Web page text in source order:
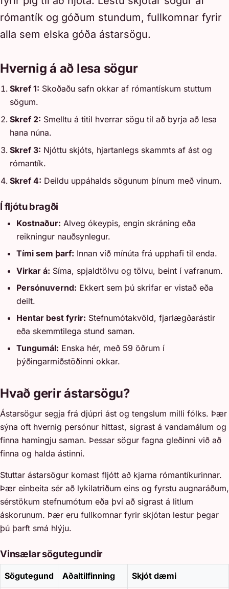
rómantík og góðum stundum, fullkomnar fyrir
alla sem elska góða ástarsögu.
Hvernig á að lesa sögur
Skref 1: Skoðaðu safn okkar af rómantískum stuttum
sögum.
Skref 2: Smelltu á titil hverrar sögu til að byrja að lesa
hana núna.
Skref 3: Njóttu skjóts, hjartanlegs skammts af ást og
rómantík.
Skref 4: Deildu uppáhalds sögunum þínum með vinum.
Í fljótu bragði
Kostnaður: Alveg ókeypis, engin skráning eða
reikningur nauðsynlegur.
Tími sem þarf: Innan við mínúta frá upphafi til enda.
Virkar á: Síma, spjaldtölvu og tölvu, beint í vafranum.
Persónuvernd: Ekkert sem þú skrifar er vistað eða
deilt.
Hentar best fyrir: Stefnumótakvöld, fjarlægðarástir
eða skemmtilega stund saman.
Tungumál: Enska hér, með 59 öðrum í
þýðingarmiðstöðinni okkar.
Hvað gerir ástarsögu?
Ástarsögur segja frá djúpri ást og tengslum milli fólks. Þær
sýna oft hvernig persónur hittast, sigrast á vandamálum og
finna hamingju saman. Þessar sögur fagna gleðinni við að
finna og halda ástinni.
Stuttar ástarsögur komast fljótt að kjarna rómantíkurinnar.
Þær einbeita sér að lykilatriðum eins og fyrstu augnaráðum,
sérstökum stefnumótum eða því að sigrast á litlum
áskorunum. Þær eru fullkomnar fyrir skjótan lestur þegar
þú þarft smá hlýju.
Vinsælar sögutegundir
Sögutegund Aðaltilfinning Skjót dæmi